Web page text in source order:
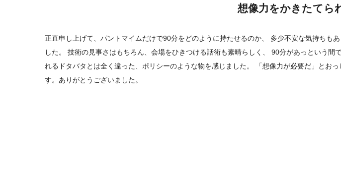
想像力をかきたてら
正直申し上げて、パントマイムだけで90分をどのように持たせるのか、 多少不安な気持ちも
した。 技術の見事さはもちろん、会場をひきつける話術も素晴らしく、 90分があっという
れるドタバタとは全く違った、ポリシーのような物を感じました。 「想像力が必要だ」とお
す。ありがとうございました。